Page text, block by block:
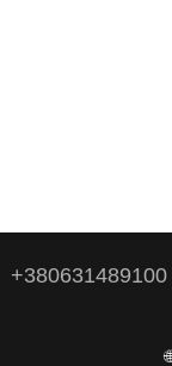
+380631489100